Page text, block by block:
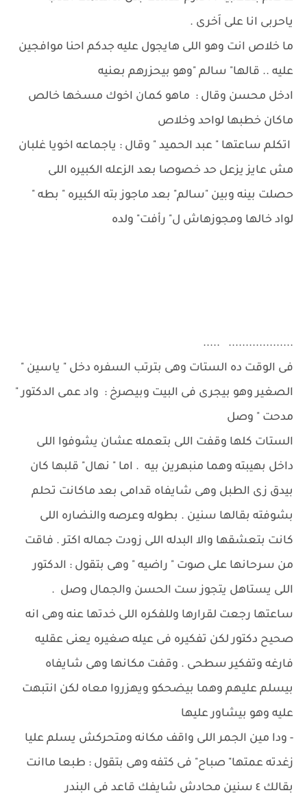
ياحربى انا على اَخرى .
ما خلاص انت وهو اللى هايجول عليه جدكم احنا موافجين
عليه .. قالها" سالم "وهو بيحزرهم بعنيه
ادخل محسن وقال : ماهو كمان اخوك مسخها خالص
ماكان خطبها لواحد وخلاص
اتكلم ساعتها " عبد الحميد " وقال : ياجماعه اخويا غلبان
مش عايز يزعل حد خصوصا بعد الزعله الكبيره اللى
حصلت بينه وبين "سالم" بعد ماجوز بته الكبيره " بطه "
لواد خالها ومجوزهاش ل" رأفت" ولده
................... .....
فى الوقت ده الستات وهى بترتب السفره دخل " ياسين "
الصغير وهو بيجرى فى البيت وبيصرخ : واد عمى الدكتور "
مدحت " وصل
الستات كلها وقفت اللى بتعمله عشان يشوفوا اللى
داخل بهيبته وهما منبهرين بيه . اما " نهال" قلبها كان
بيدق زى الطبل وهى شايفاه قدامى بعد ماكانت تحلم
بشوفته بقالها سنين . بطوله وعرصه والنضاره اللى
كانت بتعشقها والا البدله اللى زودت جماله اكتر . فاقت
من سرحانها على صوت " راضيه " وهى بتقول : الدكتور
اللى يستاهل يتجوز ست الحسن والجمال وصل .
ساعتها رجعت لقرارها وللفكره اللى خدتها عنه وهى انه
صحيح دكتور لكن تفكيره فى عيله صغيره يعنى عقليه
فارغه وتفكير سطحى . وقفت مكانها وهى شايفاه
بيسلم عليهم وهما بيضحكو ويهزروا معاه لكن انتبهت
عليه وهو بيشاور عليها
- ودا مين الجمر اللى واقف مكانه ومتحركش يسلم عليا
زغدته عمتها" صباح" فى كتفه وهى بتقول : طبعا ماانت
بقالك ٤ سنين محادش شايفك قاعد فى البندر